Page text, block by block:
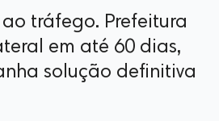
tráfego. Prefeitura
em até 60 dias,
solução definitiva